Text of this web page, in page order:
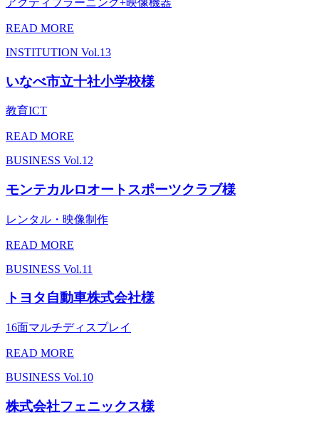
READ MORE
INSTITUTION Vol.13
いなべ市立十社小学校様
教育ICT
READ MORE
BUSINESS Vol.12
モンテカルロオートスポーツクラブ様
レンタル・映像制作
READ MORE
BUSINESS Vol.11
トヨタ自動車株式会社様
16面マルチディスプレイ
READ MORE
BUSINESS Vol.10
株式会社フェニックス様